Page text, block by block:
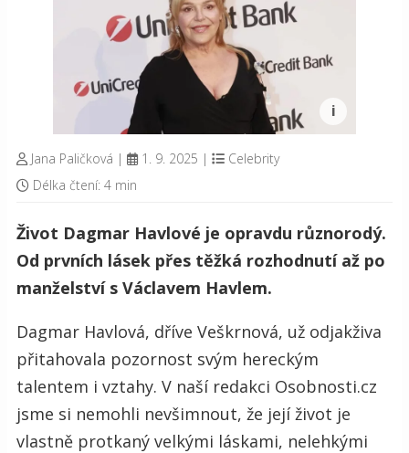
Jana Paličková | 1. 9. 2025 |
Celebrity
Délka čtení: 4 min
Život Dagmar Havlové je opravdu různorodý.
Od prvních lásek přes těžká rozhodnutí až po
manželství s Václavem Havlem.
Dagmar Havlová, dříve Veškrnová, už odjakživa
přitahovala pozornost svým hereckým
talentem i vztahy. V naší redakci Osobnosti.cz
jsme si nemohli nevšimnout, že její život je
vlastně protkaný velkými láskami, nelehkými